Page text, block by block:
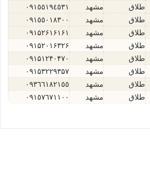
طلاق مشهد
٠٩١٥٥١٩٤٥٣١
طلاق مشهد
٠٩١٥٥٠١٨٣٠٠
طلاق مشهد
۰۹۱۵۲۶۱۶۱۶۱
طلاق مشهد
۰۹۱۵۲۰۱۶۳۲۶
طلاق مشهد
۰۹۱۵۱۲۴۰۴۷۰
طلاق مشهد
۰۹۱۵۳۲۲۹۳۵۷
طلاق مشهد
٠٩٣٦٦١٨٢١٥٥
طلاق مشهد ٠٩١٥٧٦٧١١٠٠